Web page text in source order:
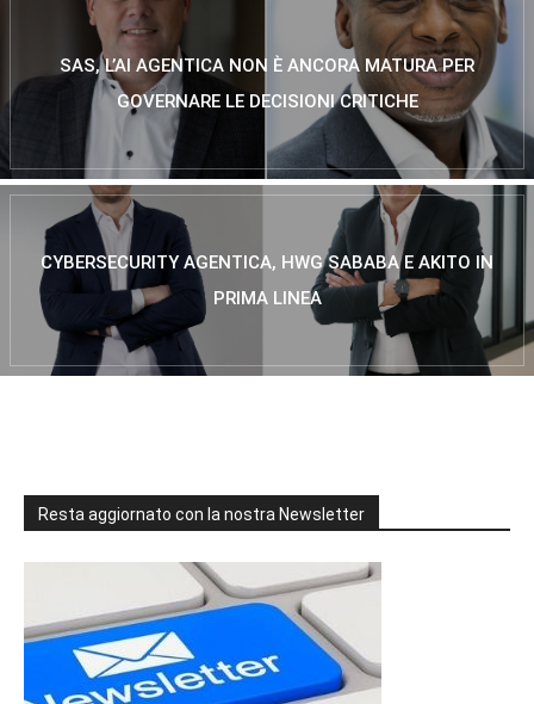
SAS, L’AI AGENTICA NON È ANCORA MATURA PER
GOVERNARE LE DECISIONI CRITICHE
CYBERSECURITY AGENTICA, HWG SABABA E AKITO IN
PRIMA LINEA
Resta aggiornato con la nostra Newsletter